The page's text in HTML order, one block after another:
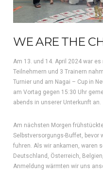
WE ARE THE
Am 13. und 14. April 2024 war
Teilnehmern und 3 Trainern
Turnier und am Nagai – Cup in
am Vortag gegen 15:30 Uhr
abends in unserer Unterkunft an.
Am nächsten Morgen
Selbstversorgungs-Buffet,
fuhren. Als wir ankamen, waren
Deutschland, Österreich,
Anmeldung wärmten wir uns